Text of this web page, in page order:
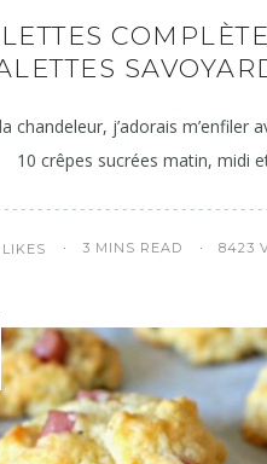
chandeleur, j’adorais m’enfiler
10 crêpes sucrées matin, midi
LIKES 3 MINS READ 8423